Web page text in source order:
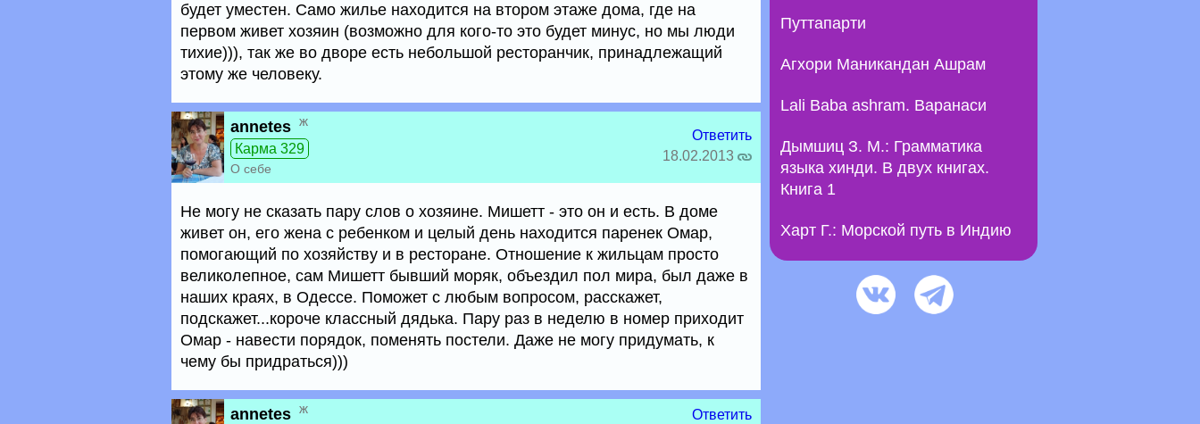
будет уместен. Само жилье находится на втором этаже дома, где на
первом живет хозяин (возможно для кого-то это будет минус, но мы люди
тихие))), так же во дворе есть небольшой ресторанчик, принадлежащий
этому же человеку.
annetes ж
Карма 329
О себе
Ответить
18.02.2013
Не могу не сказать пару слов о хозяине. Мишетт - это он и есть. В доме
живет он, его жена с ребенком и целый день находится паренек Омар,
помогающий по хозяйству и в ресторане. Отношение к жильцам просто
великолепное, сам Мишетт бывший моряк, объездил пол мира, был даже в
наших краях, в Одессе. Поможет с любым вопросом, расскажет,
подскажет...короче классный дядька. Пару раз в неделю в номер приходит
Омар - навести порядок, поменять постели. Даже не могу придумать, к
чему бы придраться)))
annetes ж
Ответить
Путтапарти
Агхори Маникандан Ашрам
Lali Baba ashram. Варанаси
Дымшиц З. М.: Грамматика
языка хинди. В двух книгах.
Книга 1
Харт Г.: Морской путь в Индию